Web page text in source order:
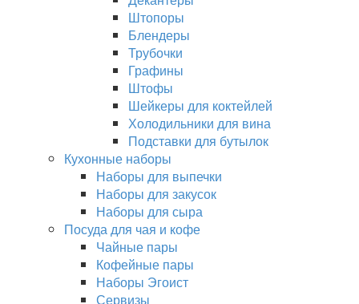
Штопоры
Блендеры
Трубочки
Графины
Штофы
Шейкеры для коктейлей
Холодильники для вина
Подставки для бутылок
Кухонные наборы
Наборы для выпечки
Наборы для закусок
Наборы для сыра
Посуда для чая и кофе
Чайные пары
Кофейные пары
Наборы Эгоист
Сервизы